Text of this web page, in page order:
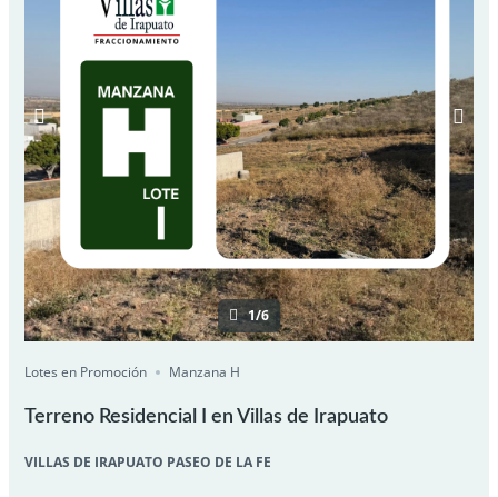
1/6
Lotes en Promoción Manzana H
Terreno Residencial I en Villas de Irapuato
VILLAS DE IRAPUATO PASEO DE LA FE